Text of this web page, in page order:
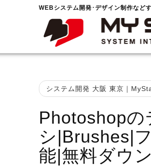
WEBシステム開発･デザイン制作など
システム開発 大阪 東京｜
Photoshopの
シ|Brushes|
能|無料ダウ